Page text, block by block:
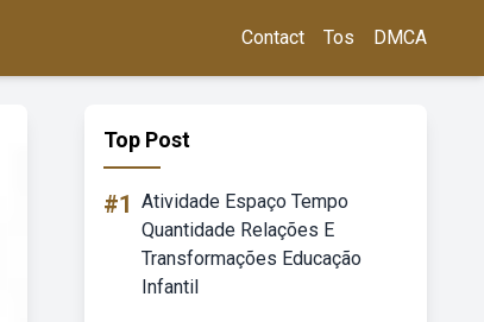
Contact Tos DMCA
Top Post
#1 Atividade Espaço Tempo
Quantidade Relações E
Transformações Educação
Infantil